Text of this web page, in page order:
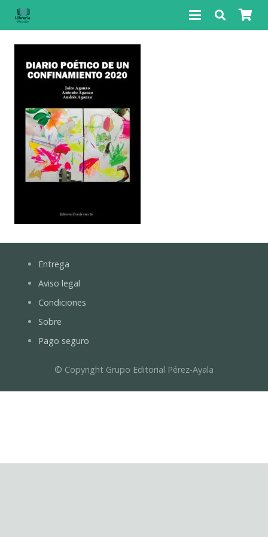
Entrega
Aviso legal
Condiciones
Sobre
Pago seguro
© Copyright Grupo Editorial Pérez-Ayala